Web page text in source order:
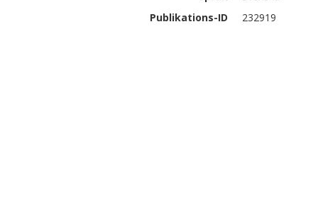
Publikations-ID
232919